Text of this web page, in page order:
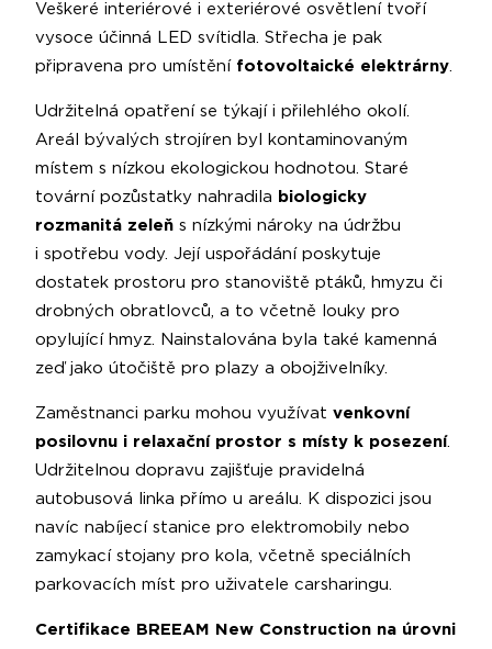
Veškeré interiérové i exteriérové osvětlení tvoří
vysoce účinná LED svítidla. Střecha je pak
připravena pro umístění fotovoltaické elektrárny.
Udržitelná opatření se týkají i přilehlého okolí.
Areál bývalých strojíren byl kontaminovaným
místem s nízkou ekologickou hodnotou. Staré
tovární pozůstatky nahradila biologicky
rozmanitá zeleň s nízkými nároky na údržbu
i spotřebu vody. Její uspořádání poskytuje
dostatek prostoru pro stanoviště ptáků, hmyzu či
drobných obratlovců, a to včetně louky pro
opylující hmyz. Nainstalována byla také kamenná
zeď jako útočiště pro plazy a obojživelníky.
Zaměstnanci parku mohou využívat venkovní
posilovnu i relaxační prostor s místy k posezení.
Udržitelnou dopravu zajišťuje pravidelná
autobusová linka přímo u areálu. K dispozici jsou
navíc nabíjecí stanice pro elektromobily nebo
zamykací stojany pro kola, včetně speciálních
parkovacích míst pro uživatele carsharingu.
Certifikace BREEAM New Construction na úrovni